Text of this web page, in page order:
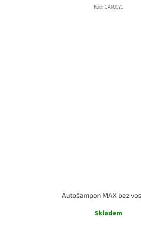
Kód: CAR0071
Autošampon MAX bez
Skladem